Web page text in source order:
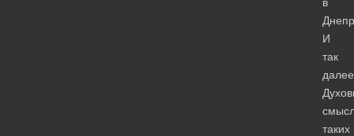
И
так
таких